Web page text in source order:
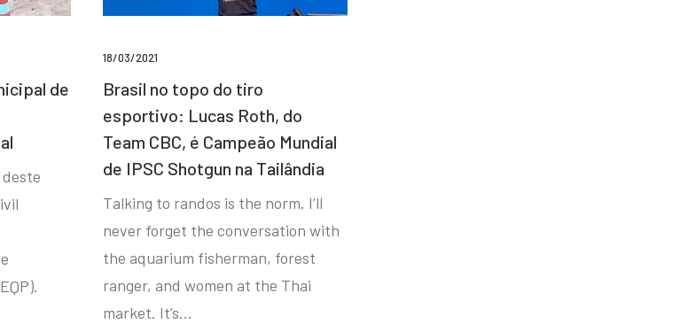
de
18/03/2021
Brasil no topo do tiro
esportivo: Lucas Roth, do
Team CBC, é Campeão Mundial
de IPSC Shotgun na Tailândia
Talking to randos is the norm. I’ll
never forget the conversation with
the aquarium fisherman, forest
ranger, and women at the Thai
market. It’s…